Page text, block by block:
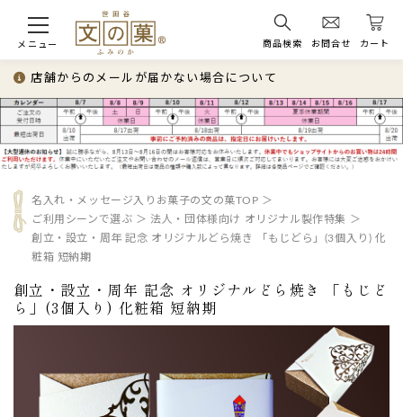
メニュー 商品検索 お問合せ カート
店舗からのメールが届かない場合について
名入れ・メッセージ入りお菓子の文の菓TOP
ご利用シーンで選ぶ
法人・団体様向け オリジナル製作特集
創立・設立・周年 記念 オリジナルどら焼き 「もじどら」(3個入り) 化
粧箱 短納期
創立・設立・周年 記念 オリジナルどら焼き 「もじど
ら」(3個入り) 化粧箱 短納期